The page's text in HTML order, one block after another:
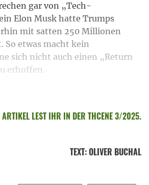
gar von „Tech-
Elon Musk hatte Trumps
mit satten 250 Millionen
etwas macht kein
sich nicht auch einen „Return
erhoffen.
ARTIKEL LEST IHR IN DER THCENE 3/2025.
TEXT:OLIVER BUCHAL